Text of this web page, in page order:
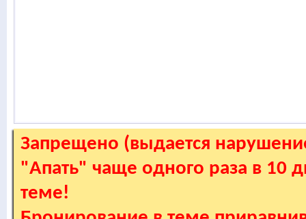
Запрещено (выдается
"Апать" чаще одного раза в 10
теме!